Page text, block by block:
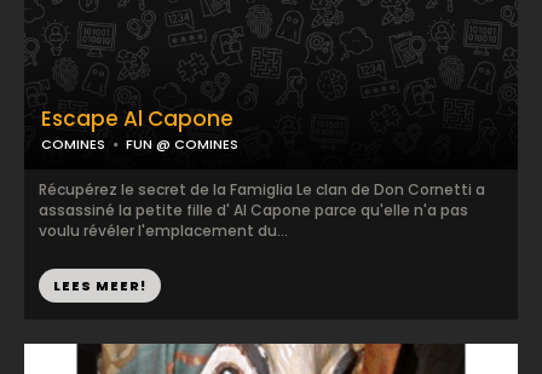
Escape Al Capone
COMINES FUN @ COMINES
Récupérez le secret de la Famiglia Le clan de Don Cornetti a
assassiné la petite fille d' Al Capone parce qu'elle n'a pas
voulu révéler l'emplacement du...
LEES MEER!